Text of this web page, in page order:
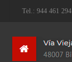
Tel.: 944 461 294